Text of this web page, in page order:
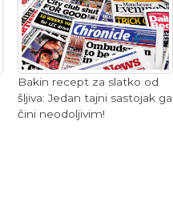
Bakin recept za slatko od
šljiva: Jedan tajni sastojak ga
čini neodoljivim!